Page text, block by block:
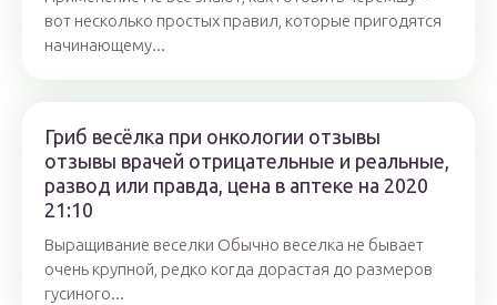
вот несколько простых правил, которые пригодятся
начинающему...
Гриб весёлка при онкологии отзывы
отзывы врачей отрицательные и реальные,
развод или правда, цена в аптеке на 2020
21:10
Выращивание веселки Обычно веселка не бывает
очень крупной, редко когда дорастая до размеров
гусиного...